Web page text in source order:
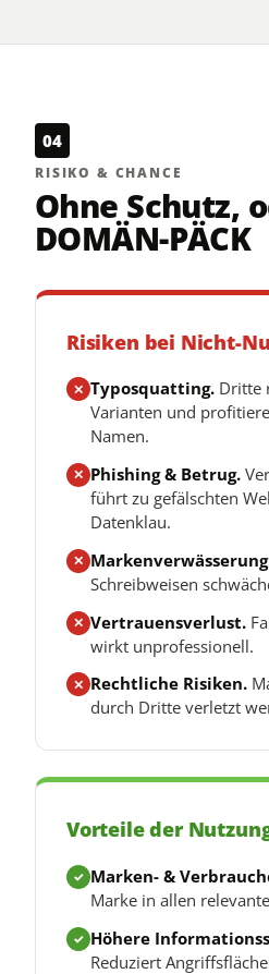
04
RISIKO & CHANCE
Ohne Schutz,
DOMÄN-PÄCK
Risiken bei Nicht-
✕ Typosquatting. Dritte
Varianten und
Namen.
✕ Phishing & Betrug.
führt zu gefälschten
Datenklau.
✕
Schreibweisen
✕ Vertrauensverlust.
wirkt unprofessionell.
✕ Rechtliche Risiken.
durch Dritte verletzt
Vorteile der
✓ Marken- &
Marke in allen
✓ Höhere
Reduziert